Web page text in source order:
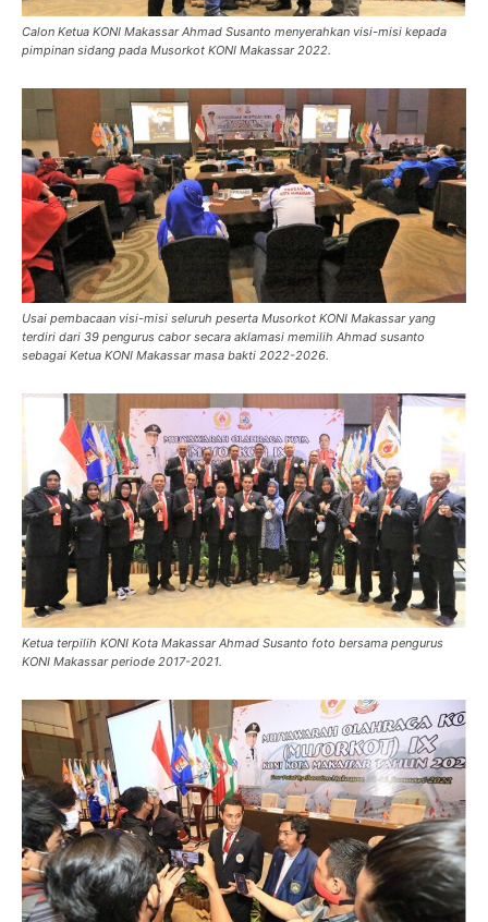
Calon Ketua KONI Makassar Ahmad Susanto menyerahkan visi-misi kepada
pimpinan sidang pada Musorkot KONI Makassar 2022.
Usai pembacaan visi-misi seluruh peserta Musorkot KONI Makassar yang
terdiri dari 39 pengurus cabor secara aklamasi memilih Ahmad susanto
sebagai Ketua KONI Makassar masa bakti 2022-2026.
Ketua terpilih KONI Kota Makassar Ahmad Susanto foto bersama pengurus
KONI Makassar periode 2017-2021.